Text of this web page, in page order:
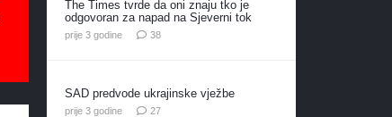
The Times tvrde da oni znaju tko je
odgovoran za napad na Sjeverni tok
prije 3 godine 38komentara
SAD predvode ukrajinske vježbe
prije 3 godine 27komentara